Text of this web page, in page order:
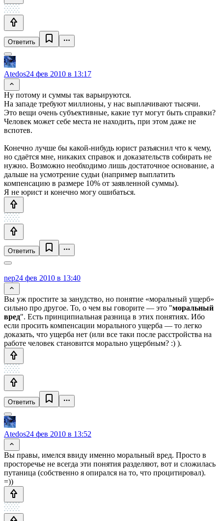
Ответить
Atedos24 фев 2010 в 13:17
Ну потому и суммы так варьируются.
На западе требуют миллионы, у нас выплачивают тысячи.
Это вещи очень субъективные, какие тут могут быть справки?
Человек может себе места не находить, при этом даже не
вспотев.
Конечно лучше бы какой-нибудь юрист разъяснил что к чему,
но сдаётся мне, никаких справок и доказательств собирать не
нужно. Возможно необходимо лишь достаточное основание, а
дальше на усмотрение судьи (например выплатить
компенсацию в размере 10% от заявленной суммы).
Я не юрист и конечно могу ошибаться.
Ответить
nep24 фев 2010 в 13:40
Вы уж простите за занудство, но понятие «моральный ущерб»
сильно про другое. То, о чем вы говорите — это "моральный
вред". Есть принципиальная разница в этих понятиях. Ибо
если просить компенсации морального ущерба — то легко
доказать, что ущерба нет (или все таки после расстройства на
работе человек становится морально ущербным? :) ).
Ответить
Atedos24 фев 2010 в 13:52
Вы правы, имелся ввиду именно моральный вред. Просто в
просторечье не всегда эти понятия разделяют, вот и сложилась
путаница (собственно я опирался на то, что процитировал).
=))